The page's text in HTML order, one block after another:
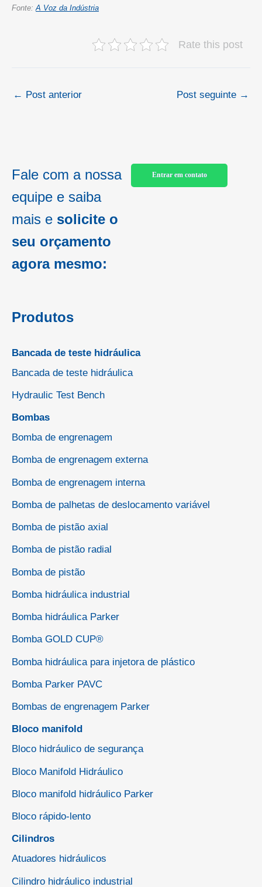
Fonte: A Voz da Indústria
Rate this post
← Post anterior Post seguinte →
Fale com a nossa
equipe e saiba
mais e solicite o
seu orçamento
agora mesmo:
Entrar em contato
Produtos
Bancada de teste hidráulica
Bancada de teste hidráulica
Hydraulic Test Bench
Bombas
Bomba de engrenagem
Bomba de engrenagem externa
Bomba de engrenagem interna
Bomba de palhetas de deslocamento variável
Bomba de pistão axial
Bomba de pistão radial
Bomba de pistão
Bomba hidráulica industrial
Bomba hidráulica Parker
Bomba GOLD CUP®
Bomba hidráulica para injetora de plástico
Bomba Parker PAVC
Bombas de engrenagem Parker
Bloco manifold
Bloco hidráulico de segurança
Bloco Manifold Hidráulico
Bloco manifold hidráulico Parker
Bloco rápido-lento
Cilindros
Atuadores hidráulicos
Cilindro hidráulico industrial